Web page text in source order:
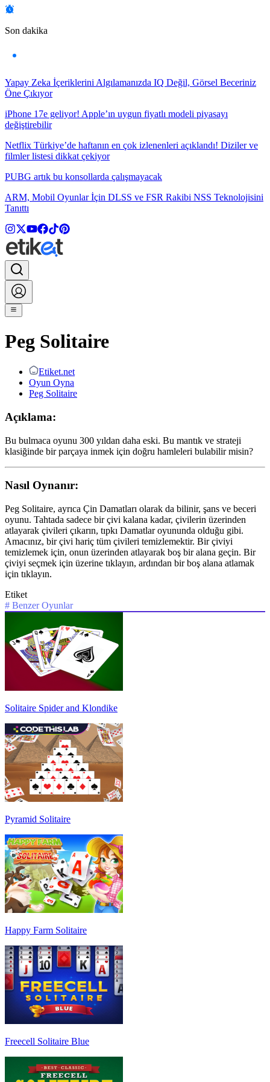
Son dakika
Yapay Zeka İçeriklerini Algılamanızda IQ Değil, Görsel Beceriniz
Öne Çıkıyor
iPhone 17e geliyor! Apple’ın uygun fiyatlı modeli piyasayı
değiştirebilir
Netflix Türkiye’de haftanın en çok izlenenleri açıklandı! Diziler ve
filmler listesi dikkat çekiyor
PUBG artık bu konsollarda çalışmayacak
ARM, Mobil Oyunlar İçin DLSS ve FSR Rakibi NSS Teknolojisini
Tanıttı
Peg Solitaire
Etiket.net
Oyun Oyna
Peg Solitaire
Açıklama:
Bu bulmaca oyunu 300 yıldan daha eski. Bu mantık ve strateji
klasiğinde bir parçaya inmek için doğru hamleleri bulabilir misin?
Nasıl Oynanır:
Peg Solitaire, ayrıca Çin Damatları olarak da bilinir, şans ve beceri
oyunu. Tahtada sadece bir çivi kalana kadar, çivilerin üzerinden
atlayarak çivileri çıkarın, tıpkı Damatlar oyununda olduğu gibi.
Amacınız, bir çivi hariç tüm çivileri temizlemektir. Bir çiviyi
temizlemek için, onun üzerinden atlayarak boş bir alana geçin. Bir
çiviyi seçmek için üzerine tıklayın, ardından bir boş alana atlamak
için tıklayın.
Etiket
# Benzer Oyunlar
Solitaire Spider and Klondike
Pyramid Solitaire
Happy Farm Solitaire
Freecell Solitaire Blue